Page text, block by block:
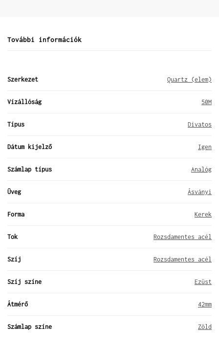
További információk
Szerkezet Quartz (elem)
Vízállóság 50M
Típus Divatos
Dátum kijelző Igen
Számlap típus Analóg
Üveg Ásványi
Forma Kerek
Tok Rozsdamentes acél
Szíj Rozsdamentes acél
Szíj színe Ezüst
Átmérő 42mm
Számlap színe Zöld